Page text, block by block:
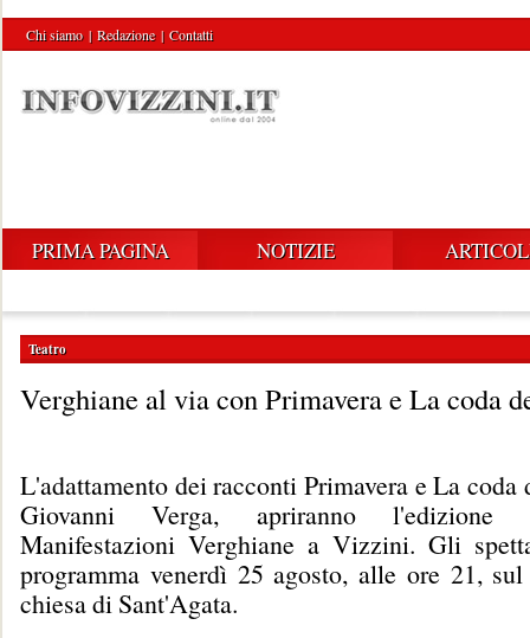
Chi siamo | Redazione | Contatti
PRIMA PAGINA NOTIZIE
Teatro
Verghiane al via con Primavera e La coda
L'adattamento dei racconti Primavera e La coda
Giovanni Verga, apriranno l'edizione
Manifestazioni Verghiane a Vizzini. Gli
programma venerdì 25 agosto, alle ore 21,
chiesa di Sant'Agata.